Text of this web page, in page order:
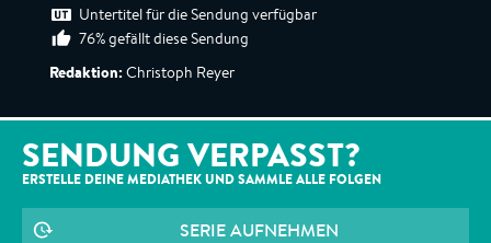
Untertitel für die Sendung verfügbar
76% gefällt diese Sendung
Redaktion: Christoph Reyer
SENDUNG VERPASST?
ERSTELLE DEINE MEDIATHEK UND SAMMLE ALLE FOLGEN
SERIE AUFNEHMEN